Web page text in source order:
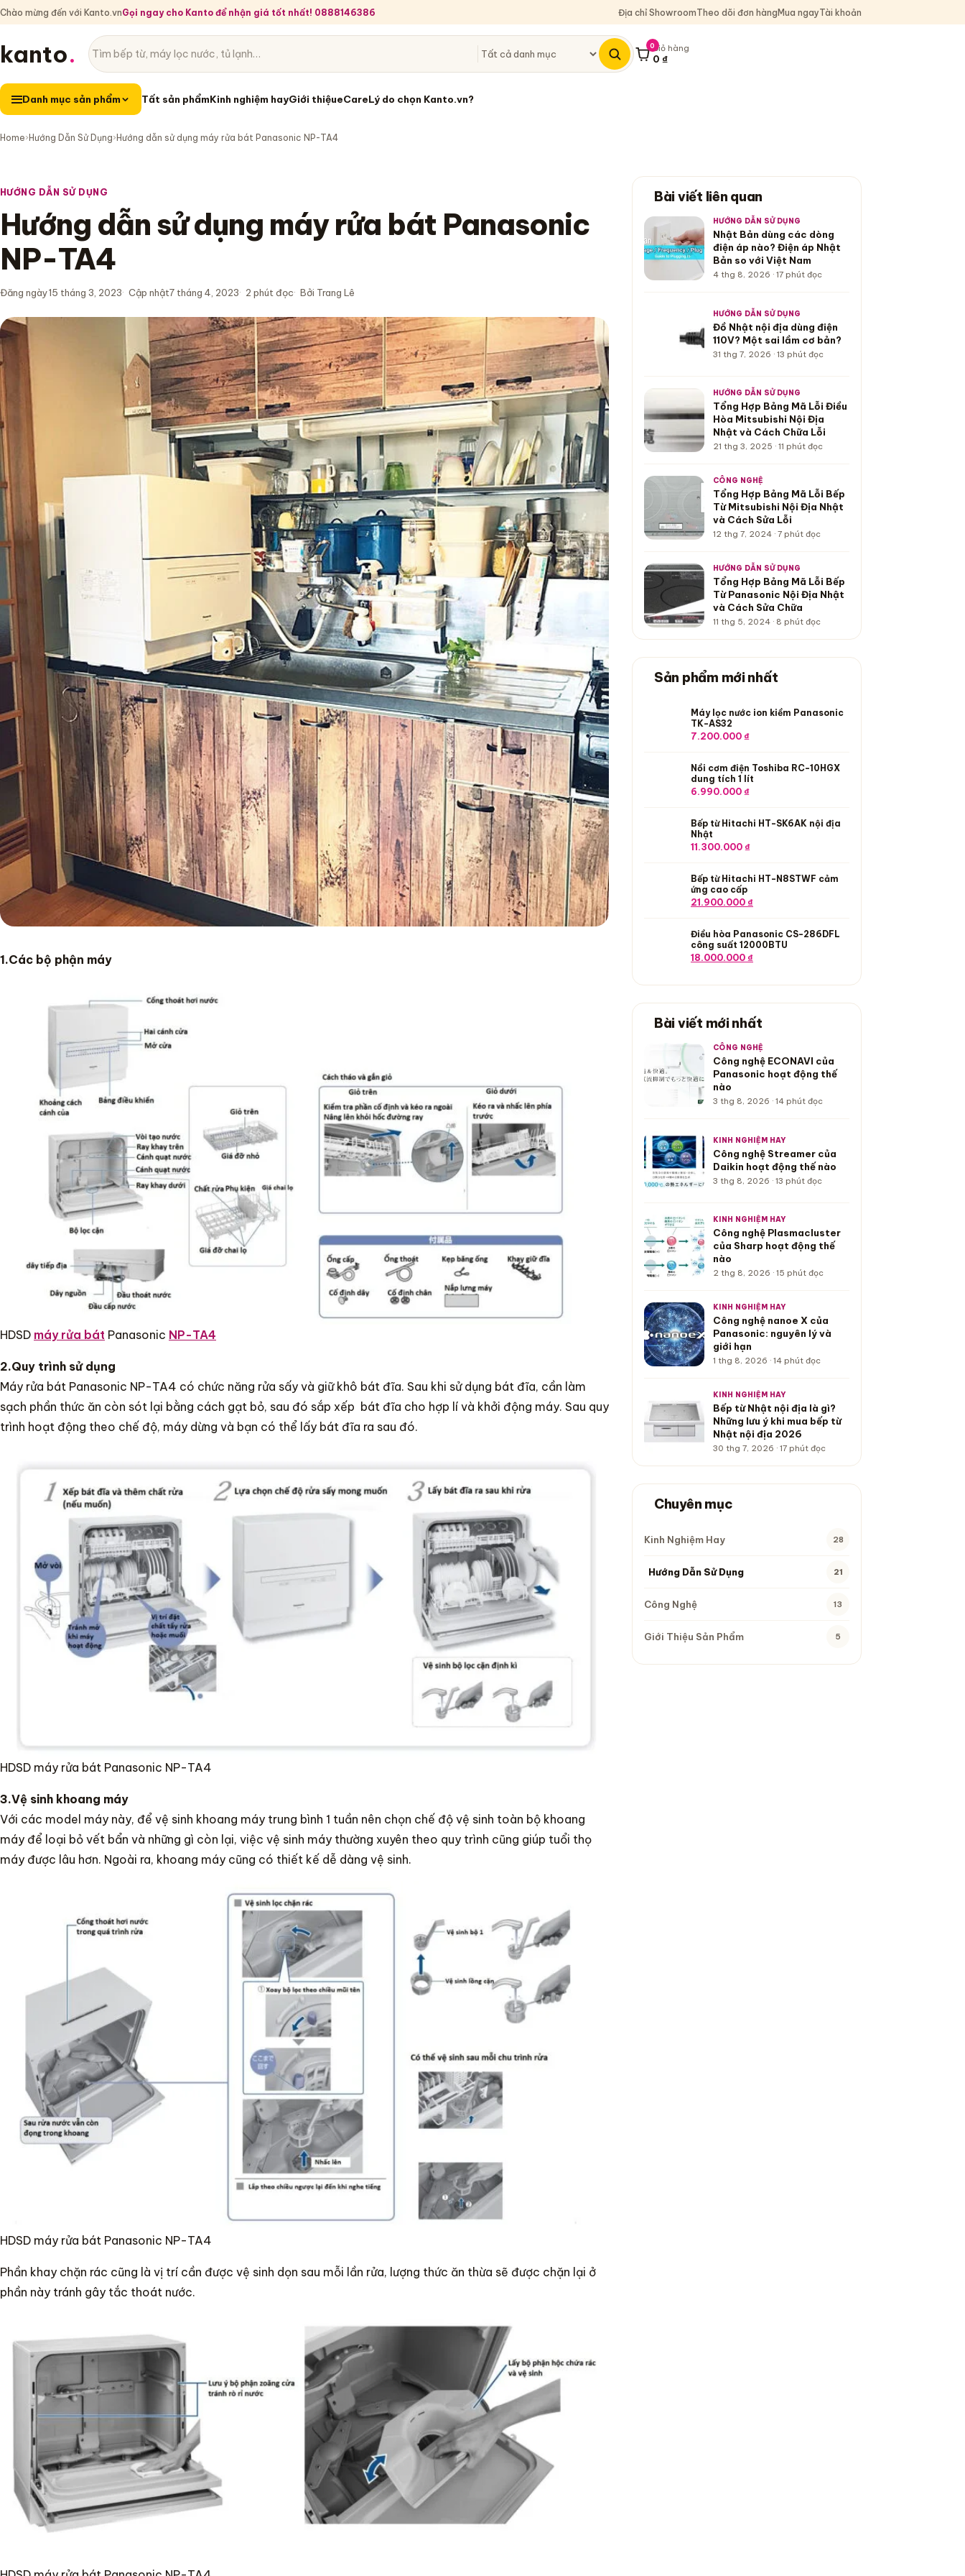
Chào mừng đến với Kanto.vnGọi ngay cho Kanto để nhận giá tốt nhất! 0888146386 Địa chỉ ShowroomTheo dõi đơn hàngMua ngayTài khoản
kanto. Tìm sản phẩm
Danh mục sản phẩm Giỏ hàng, 0 sản phẩm, tổng 0 ₫
0Giỏ hàng
0 ₫
Danh mục sản phẩm Tất sản phẩmKinh nghiệm hayGiới thiệueCareLý do chọn Kanto.vn?
Home›Hướng Dẫn Sử Dụng›Hướng dẫn sử dụng máy rửa bát Panasonic NP-TA4
HƯỚNG DẪN SỬ DỤNG
Hướng dẫn sử dụng máy rửa bát Panasonic
NP-TA4
Đăng ngày15 tháng 3, 2023 Cập nhật7 tháng 4, 2023 2 phút đọc Bởi Trang Lê
1.Các bộ phận máy
HDSD máy rửa bát Panasonic NP-TA4
2.Quy trình sử dụng
Máy rửa bát Panasonic NP-TA4 có chức năng rửa sấy và giữ khô bát đĩa. Sau khi sử dụng bát đĩa, cần làm
sạch phần thức ăn còn sót lại bằng cách gạt bỏ, sau đó sắp xếp bát đĩa cho hợp lí và khởi động máy. Sau quy
trình hoạt động theo chế độ, máy dừng và bạn có thể lấy bát đĩa ra sau đó.
HDSD máy rửa bát Panasonic NP-TA4
3.Vệ sinh khoang máy
Với các model máy này, để vệ sinh khoang máy trung bình 1 tuần nên chọn chế độ vệ sinh toàn bộ khoang
máy để loại bỏ vết bẩn và những gì còn lại, việc vệ sinh máy thường xuyên theo quy trình cũng giúp tuổi thọ
máy được lâu hơn. Ngoài ra, khoang máy cũng có thiết kế dễ dàng vệ sinh.
HDSD máy rửa bát Panasonic NP-TA4
Phần khay chặn rác cũng là vị trí cần được vệ sinh dọn sau mỗi lần rửa, lượng thức ăn thừa sẽ được chặn lại ở
phần này tránh gây tắc thoát nước.
Bài viết liên quan
HƯỚNG DẪN SỬ DỤNG
Nhật Bản dùng các dòng
điện áp nào? Điện áp Nhật
Bản so với Việt Nam
4 thg 8, 2026 · 17 phút đọc
HƯỚNG DẪN SỬ DỤNG
Đồ Nhật nội địa dùng điện
110V? Một sai lầm cơ bản?
31 thg 7, 2026 · 13 phút đọc
HƯỚNG DẪN SỬ DỤNG
Tổng Hợp Bảng Mã Lỗi Điều
Hòa Mitsubishi Nội Địa
Nhật và Cách Chữa Lỗi
21 thg 3, 2025 · 11 phút đọc
CÔNG NGHỆ
Tổng Hợp Bảng Mã Lỗi Bếp
Từ Mitsubishi Nội Địa Nhật
và Cách Sửa Lỗi
12 thg 7, 2024 · 7 phút đọc
HƯỚNG DẪN SỬ DỤNG
Tổng Hợp Bảng Mã Lỗi Bếp
Từ Panasonic Nội Địa Nhật
và Cách Sửa Chữa
11 thg 5, 2024 · 8 phút đọc
Sản phẩm mới nhất
Máy lọc nước ion kiềm Panasonic
TK-AS32
7.200.000 ₫
Nồi cơm điện Toshiba RC-10HGX
dung tích 1 lít
6.990.000 ₫
Bếp từ Hitachi HT-SK6AK nội địa
Nhật
11.300.000 ₫
Bếp từ Hitachi HT-N8STWF cảm
ứng cao cấp
Giá gốc là: 23.900.000 ₫.
21.900.000 ₫Giá hiện tại là: 21.900.000 ₫.
Điều hòa Panasonic CS-286DFL
công suất 12000BTU
Giá gốc là: 19.000.000 ₫.
18.000.000 ₫Giá hiện tại là: 18.000.000 ₫.
Bài viết mới nhất
CÔNG NGHỆ
Công nghệ ECONAVI của
Panasonic hoạt động thế
nào
3 thg 8, 2026 · 14 phút đọc
KINH NGHIỆM HAY
Công nghệ Streamer của
Daikin hoạt động thế nào
3 thg 8, 2026 · 13 phút đọc
KINH NGHIỆM HAY
Công nghệ Plasmacluster
của Sharp hoạt động thế
nào
2 thg 8, 2026 · 15 phút đọc
KINH NGHIỆM HAY
Công nghệ nanoe X của
Panasonic: nguyên lý và
giới hạn
1 thg 8, 2026 · 14 phút đọc
KINH NGHIỆM HAY
Bếp từ Nhật nội địa là gì?
Những lưu ý khi mua bếp từ
Nhật nội địa 2026
30 thg 7, 2026 · 17 phút đọc
Chuyên mục
Kinh Nghiệm Hay 28
28 bài viết
Hướng Dẫn Sử Dụng 21
21 bài viết
Bài viết hiện tại thuộc chuyên mục này
Công Nghệ 13
13 bài viết
Giới Thiệu Sản Phẩm 5
5 bài viết